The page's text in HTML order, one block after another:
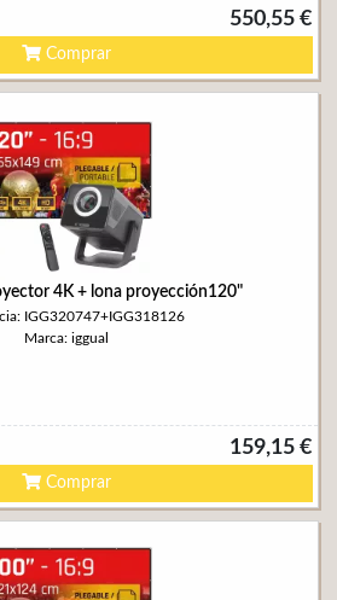
550,55 €
Comprar
4K + lona proyección120"
IGG320747+IGG318126
Marca: iggual
159,15 €
Comprar